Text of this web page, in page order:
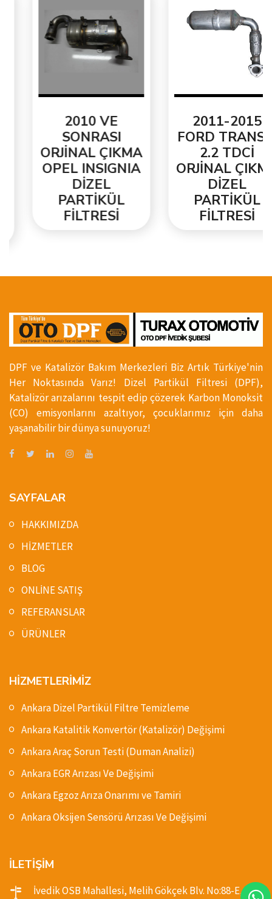
2010 VE
SONRASI
ORJİNAL ÇIKMA
OPEL INSIGNIA
DİZEL
PARTİKÜL
FİLTRESİ
2011-2015
FORD TRANSİT
2.2 TDCİ
ORJİNAL ÇIKMA
DİZEL
PARTİKÜL
FİLTRESİ
DPF ve Katalizör Bakım Merkezleri Biz Artık Türkiye'nin
Her Noktasında Varız! Dizel Partikül Filtresi (DPF),
Katalizör arızalarını tespit edip çözerek Karbon Monoksit
(CO) emisyonlarını azaltıyor, çocuklarımız için daha
yaşanabilir bir dünya sunuyoruz!
SAYFALAR
HAKKIMIZDA
HİZMETLER
BLOG
ONLİNE SATIŞ
REFERANSLAR
ÜRÜNLER
HİZMETLERİMİZ
Ankara Dizel Partikül Filtre Temizleme
Ankara Katalitik Konvertör (Katalizör) Değişimi
Ankara Araç Sorun Testi (Duman Analizi)
Ankara EGR Arızası Ve Değişimi
Ankara Egzoz Arıza Onarımı ve Tamiri
Ankara Oksijen Sensörü Arızası Ve Değişimi
İLETİŞİM
İvedik OSB Mahallesi, Melih Gökçek Blv. No:88-E,